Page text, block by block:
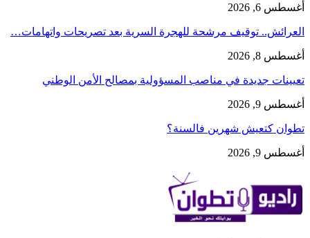
أغسطس 6, 2026
العرائش.. توقيف مرشحة للهجرة السرية بعد تصريحات واتهامات…
أغسطس 8, 2026
تعيينات جديدة في مناصب المسؤولية بمصالح الأمن الوطني
أغسطس 9, 2026
تطوان كتعيش شهرين فالسنة؟
أغسطس 9, 2026